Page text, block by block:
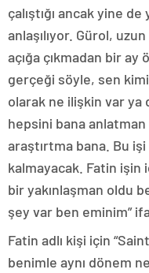
çalıştığı ancak yine
anlaşılıyor. Gürol, uzun
açığa çıkmadan bir ay
gerçeği söyle, sen
olarak ne ilişkin var ya
hepsini bana anlatman
araştırtma bana. Bu
kalmayacak. Fatin
bir yakınlaşman oldu
şey var ben eminim”
Fatin adlı kişi için
benimle aynı dönem